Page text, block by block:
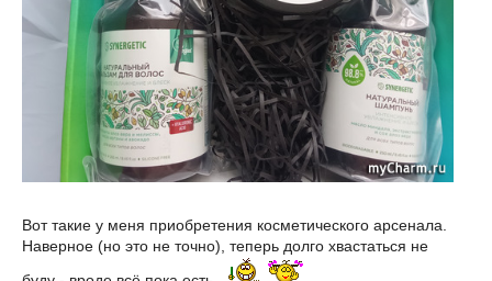
Вот такие у меня приобретения косметического арсенала.
Наверное (но это не точно), теперь долго хвастаться не